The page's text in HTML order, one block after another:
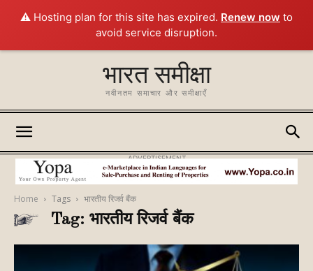
⚠️ Hosting plan for this site has expired. Renew now to
avoid service disruption.
भारत समीक्षा
नवीनतम समाचार और समीक्षाएँ
ADVERTISEMENT
Home Tags भारतीय रिजर्व बैंक
Tag: भारतीय रिजर्व बैंक